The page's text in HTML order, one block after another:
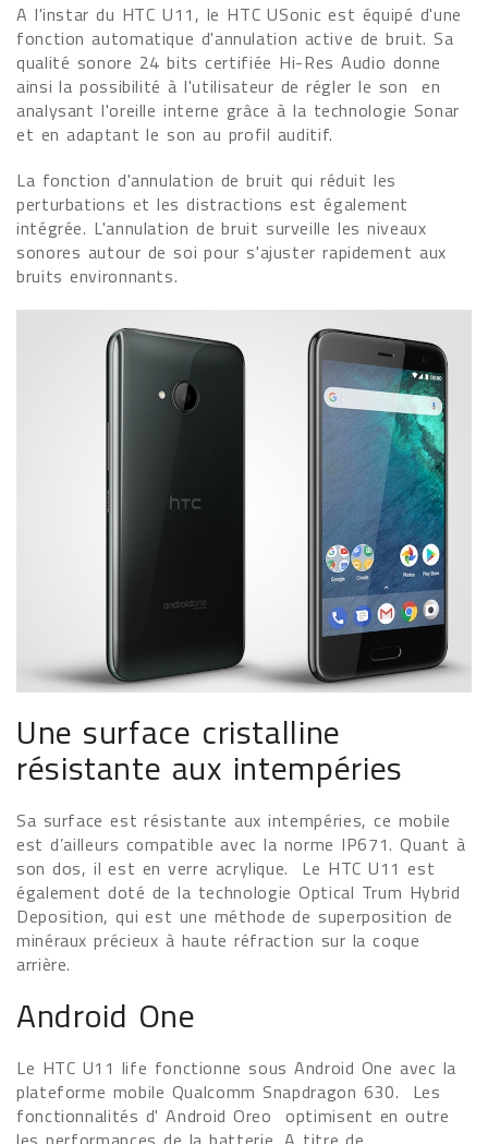
A l'instar du HTC U11, le HTC USonic est équipé d'une
fonction automatique d'annulation active de bruit. Sa
qualité sonore 24 bits certifiée Hi-Res Audio donne
ainsi la possibilité à l'utilisateur de régler le son en
analysant l'oreille interne grâce à la technologie Sonar
et en adaptant le son au profil auditif.
La fonction d'annulation de bruit qui réduit les
perturbations et les distractions est également
intégrée. L'annulation de bruit surveille les niveaux
sonores autour de soi pour s'ajuster rapidement aux
bruits environnants.
Une surface cristalline
résistante aux intempéries
Sa surface est résistante aux intempéries, ce mobile
est d’ailleurs compatible avec la norme IP671. Quant à
son dos, il est en verre acrylique. Le HTC U11 est
également doté de la technologie Optical Trum Hybrid
Deposition, qui est une méthode de superposition de
minéraux précieux à haute réfraction sur la coque
arrière.
Android One
Le HTC U11 life fonctionne sous Android One avec la
plateforme mobile Qualcomm Snapdragon 630. Les
fonctionnalités d' Android Oreo optimisent en outre